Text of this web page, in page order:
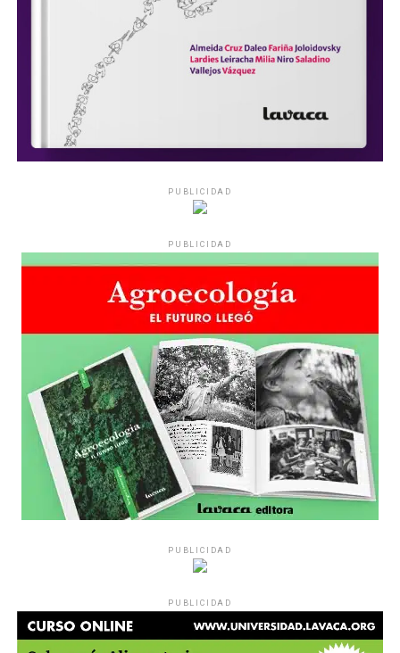
PUBLICIDAD
PUBLICIDAD
PUBLICIDAD
PUBLICIDAD